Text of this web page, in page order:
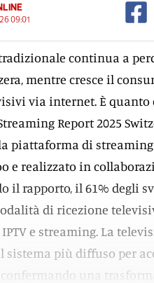
09:01
continua a
mentre cresce il
via internet. È quanto
Report 2025
piattaforma di streaming
e realizzato in
il rapporto, il 61% degli
di ricezione
e streaming. La
sistema più diffuso per
confermando una